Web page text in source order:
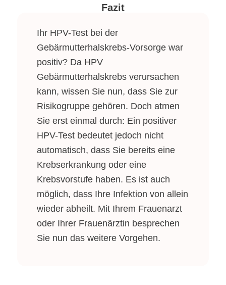
Fazit
Ihr HPV-Test bei der
Gebärmutterhalskrebs-Vorsorge war
positiv? Da HPV
Gebärmutterhalskrebs verursachen
kann, wissen Sie nun, dass Sie zur
Risikogruppe gehören. Doch atmen
Sie erst einmal durch: Ein positiver
HPV-Test bedeutet jedoch nicht
automatisch, dass Sie bereits eine
Krebserkrankung oder eine
Krebsvorstufe haben. Es ist auch
möglich, dass Ihre Infektion von allein
wieder abheilt. Mit Ihrem Frauenarzt
oder Ihrer Frauenärztin besprechen
Sie nun das weitere Vorgehen.